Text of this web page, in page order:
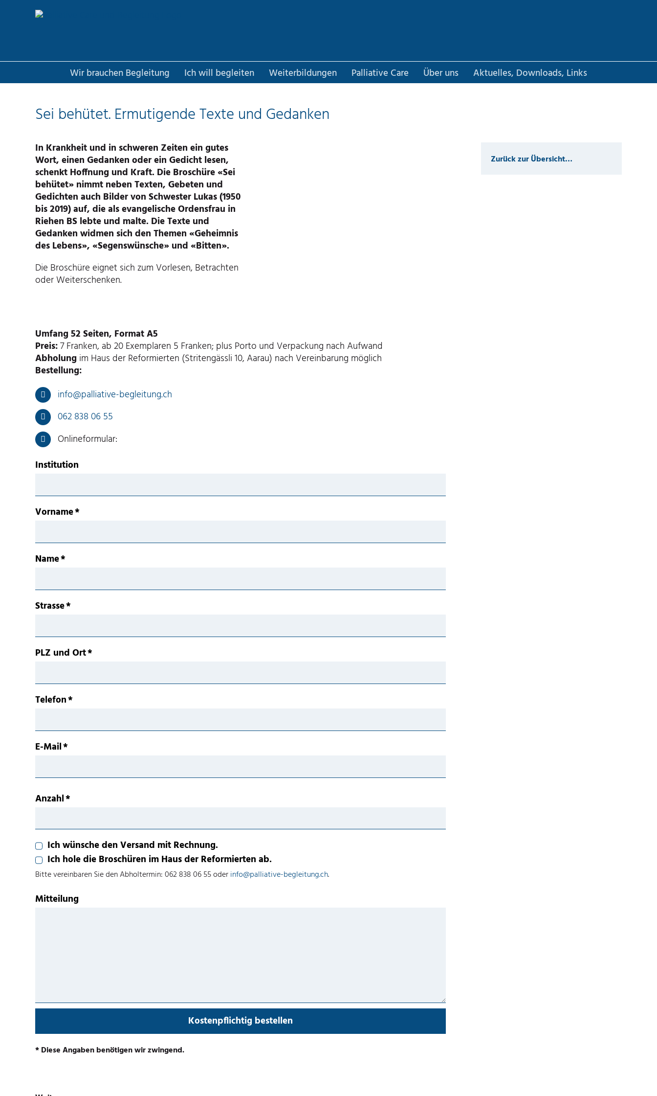
Wir brauchen Begleitung Ich will begleiten Weiterbildungen Palliative Care Über uns Aktuelles, Downloads, Links
Sei behütet. Ermutigende Texte und Gedanken
In Krankheit und in schweren Zeiten ein gutes
Wort, einen Gedanken oder ein Gedicht lesen,
schenkt Hoffnung und Kraft. Die Broschüre «Sei
behütet» nimmt neben Texten, Gebeten und
Gedichten auch Bilder von Schwester Lukas (1950
bis 2019) auf, die als evangelische Ordensfrau in
Riehen BS lebte und malte. Die Texte und
Gedanken widmen sich den Themen «Geheimnis
des Lebens», «Segenswünsche» und «Bitten».
Die Broschüre eignet sich zum Vorlesen, Betrachten
oder Weiterschenken.
Umfang 52 Seiten, Format A5
Preis:7 Franken, ab 20 Exemplaren 5 Franken; plus Porto und Verpackung nach Aufwand
Abholung im Haus der Reformierten (Stritengässli 10, Aarau) nach Vereinbarung möglich
Bestellung:
info@palliative-begleitung.ch
062 838 06 55
Onlineformular:
Institution
Vorname*
Name*
Strasse*
PLZ und Ort*
Telefon*
E-Mail*
Anzahl*
Ich wünsche den Versand mit Rechnung.
Ich hole die Broschüren im Haus der Reformierten ab.
Bitte vereinbaren Sie den Abholtermin: 062 838 06 55 oderinfo@palliative-begleitung.ch.
Mitteilung
Kostenpflichtig bestellen
* Diese Angaben benötigen wir zwingend.
Zurück zur Übersicht…